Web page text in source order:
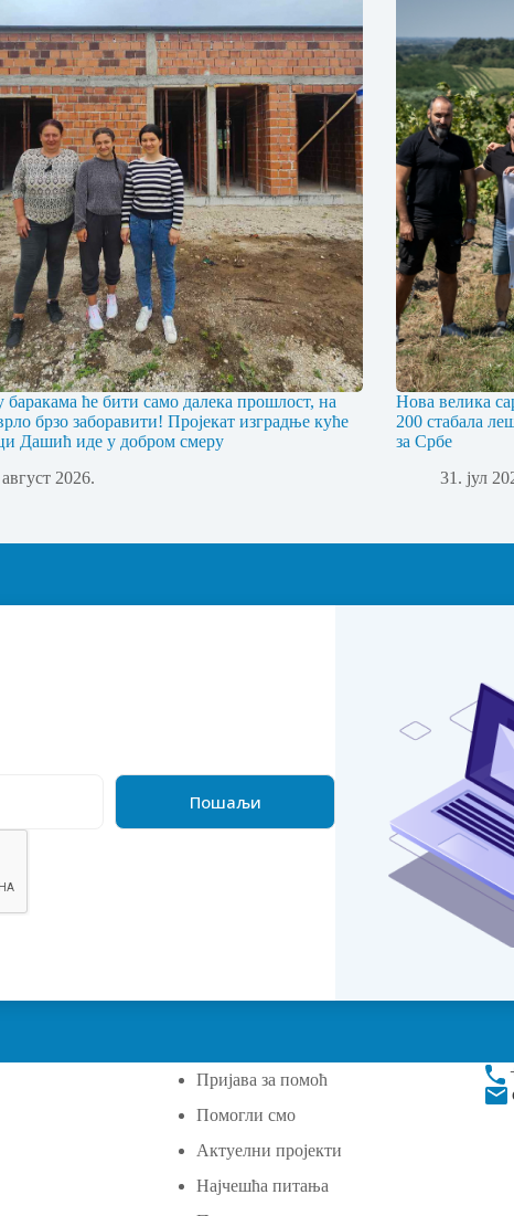
ће бити само далека прошлост, на
брзо заборавити! Пројекат изградње куће
Дашић иде у добром смеру
2026.
Нова велика
200 стабала
за Србе
31. јул
Пријава за помоћ
Помогли смо
Актуелни пројекти
Најчешћа питања